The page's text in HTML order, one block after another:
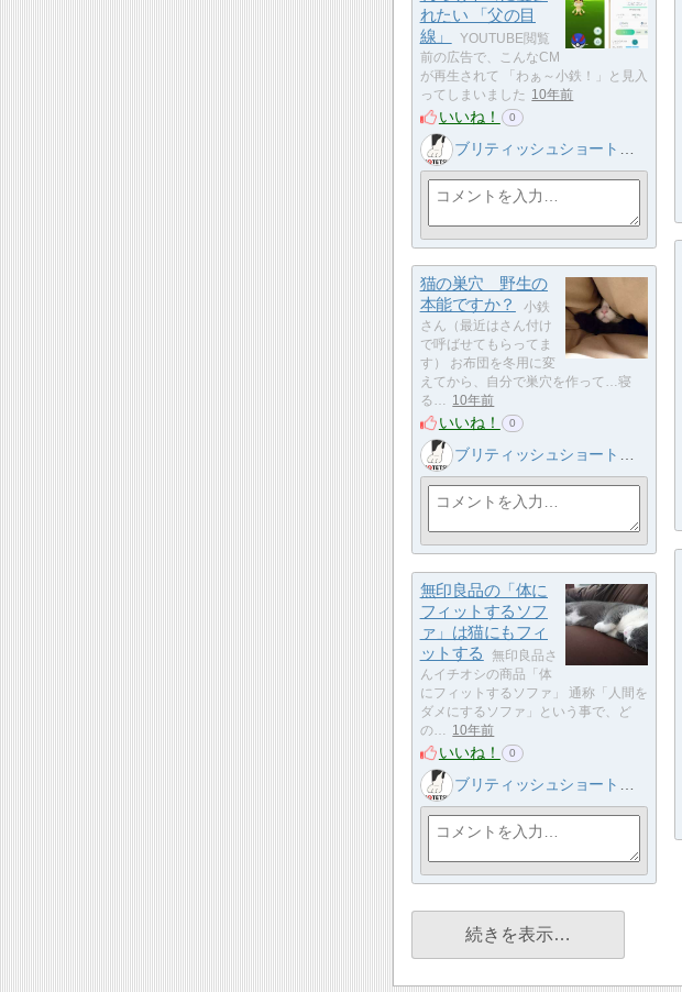
れたい 「父の目
線」
YOUTUBE閲覧
前の広告で、こんなCM
が再生されて 「わぁ～小鉄！」と見入
ってしまいました 10年前
いいね！ 0
ブリティッシュショートヘア 小鉄
猫の巣穴 野生の
本能ですか？
小鉄
さん（最近はさん付け
で呼ばせてもらってま
す） お布団を冬用に変
えてから、自分で巣穴を作って…寝
る…
10年前
いいね！ 0
ブリティッシュショートヘア 小鉄
無印良品の「体に
フィットするソフ
ァ」は猫にもフィ
ットする
無印良品さ
んイチオシの商品「体
にフィットするソファ」 通称「人間を
ダメにするソファ」という事で、ど
の…
10年前
いいね！ 0
ブリティッシュショートヘア 小鉄
続きを表示…